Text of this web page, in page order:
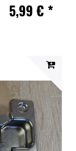
5,99 € *